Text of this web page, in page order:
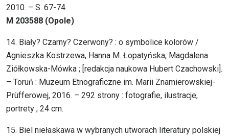
2010. – S. 67-74
M 203588 (Opole)
14. Biały? Czarny? Czerwony? : o symbolice kolorów /
Agnieszka Kostrzewa, Hanna M. Łopatyńska, Magdalena
Ziółkowska-Mówka ; [redakcja naukowa Hubert Czachowski].
– Toruń : Muzeum Etnograficzne im. Marii Znamierowskiej-
Prüfferowej, 2016. – 292 strony : fotografie, ilustracje,
portrety ; 24 cm.
15. Biel niełaskawa w wybranych utworach literatury polskiej